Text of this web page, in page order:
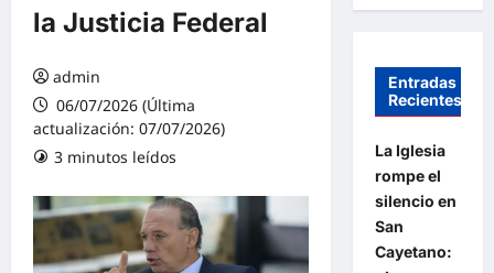
la Justicia Federal
admin
06/07/2026 (Última
actualización: 07/07/2026)
3 minutos leídos
Entradas
Recientes
La Iglesia
rompe el
silencio en
San
Cayetano: